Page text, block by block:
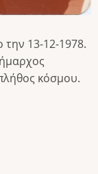
13-12-1978.
κόσμου.